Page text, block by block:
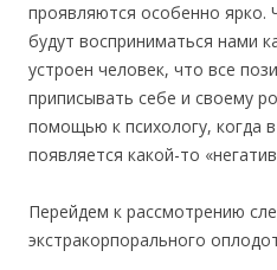
проявляются особенно ярко.
будут восприниматься нами
устроен человек, что все
приписывать себе и своему
помощью к психологу, когда
появляется какой-то
Перейдем к рассмотрению
экстракорпорального